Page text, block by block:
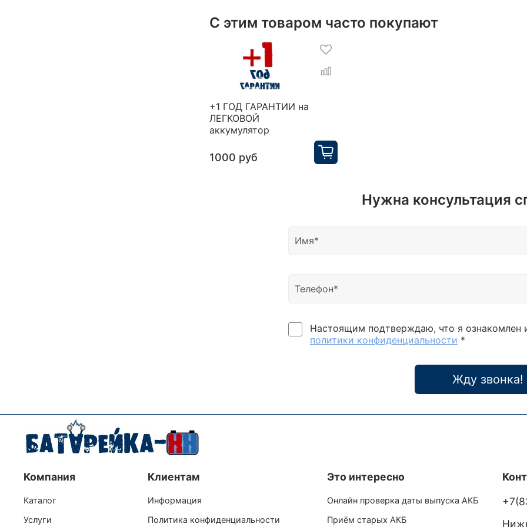
С этим товаром часто покупают
+1 ГОД ГАРАНТИИ на
ЛЕГКОВОЙ
аккумулятор
1000 руб
Нужна консультация
Настоящим подтверждаю, что я ознакомлен
политики конфиденциальности *
Жду звонка!
Компания
Каталог
Услуги
Клиентам
Информация
Политика конфиденциальности
Это интересно
Онлайн проверка даты выпуска АКБ
Приём старых АКБ